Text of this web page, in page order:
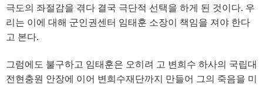
극도의 좌절감을 겪다 결국 극단적 선택을 하게 된 것이다. 우
리는 이에 대해 군인권센터 임태훈 소장이 책임을 져야 한다
고 본다.
그럼에도 불구하고 임태훈은 오히려 고 변희수 하사의 국립대
전현충원 안장에 이어 변희수재단까지 만들어 그의 죽음을 미